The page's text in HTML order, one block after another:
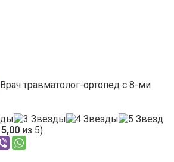
Врач травматолог-ортопед с 8-ми
5,00 из 5)